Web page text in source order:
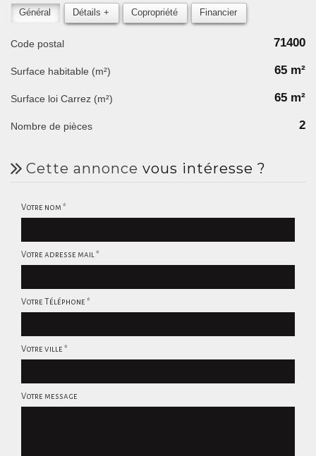
Général Détails + Copropriété Financier
Code postal 71400
Surface habitable (m²) 65 m²
Surface loi Carrez (m²) 65 m²
Nombre de pièces 2
cette annonce vous intéresse ?
Votre nom *
Votre adresse mail *
Votre Téléphone *
Votre ville *
Votre message